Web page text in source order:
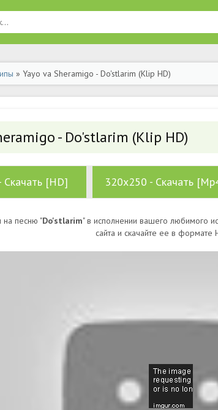
» Yayo va Sheramigo - Do'stlarim (Klip HD)
- Do'stlarim (Klip HD)
[HD] 320x250 - Скачать
на песню "Do'stlarim" в исполнении вашего любимого
сайта и скачайте ее в формате